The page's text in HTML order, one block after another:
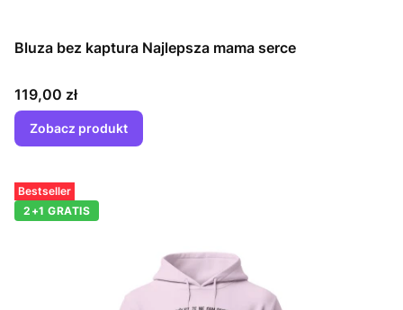
Bluza bez kaptura Najlepsza mama serce
Cena
119,00 zł
Zobacz produkt
Bestseller
2+1 GRATIS